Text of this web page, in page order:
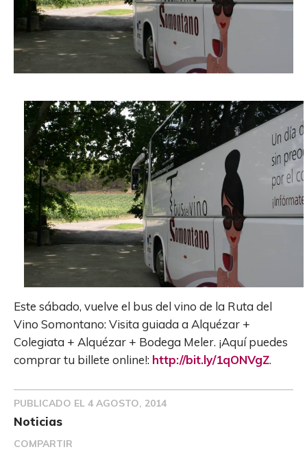
Este sábado, vuelve el bus del vino de la Ruta del
Vino Somontano: Visita guiada a Alquézar +
Colegiata + Alquézar + Bodega Meler. ¡Aquí puedes
comprar tu billete online!: http://bit.ly/1qONVgZ.
PUBLICADO EL 4 AGOSTO, 2014
Noticias
COMPARTIR